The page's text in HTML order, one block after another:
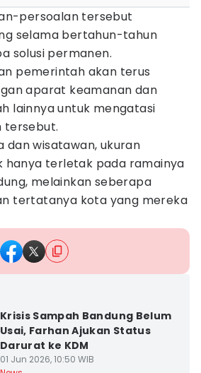
persoalan tersebut
selama bertahun-tahun
solusi permanen.
pemerintah akan terus
aparat keamanan dan
lainnya untuk mengatasi
tersebut.
dan wisatawan, ukuran
hanya terletak pada ramainya
melainkan seberapa
tertatanya kota yang mereka
Krisis Sampah Bandung Belum
Usai, Farhan Ajukan Status
Darurat ke KDM
01 Jun 2026, 10:50 WIB